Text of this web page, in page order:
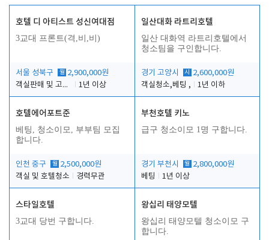
호텔 디 아티스트 성신여대점
3교대 프론트(격,비,비)
서울 성북구 월 2,900,000원
객실판매 및 고객응대
1년 이상
일산대화 라트리호텔
일산 대화역 라트리호텔에서
청소팀을 구인합니다.
경기 고양시 시
2,600,000원
객실청소,베팅 ,
1년 이하
호텔에어포트준
베팅, 청소이모, 부부팀 모집
합니다.
인천 중구 월 2,500,000원
객실 및 호텔청소
경력무관
부천호텔 키노
급구 청소이모 1명 구합니다.
경기 부천시 월 2,800,000원
베팅
1년 이상
스타일호텔
3교대 당번 구합니다.
왕십리 태양모텔
왕십리 태양모텔 청소이모 구
합니다.